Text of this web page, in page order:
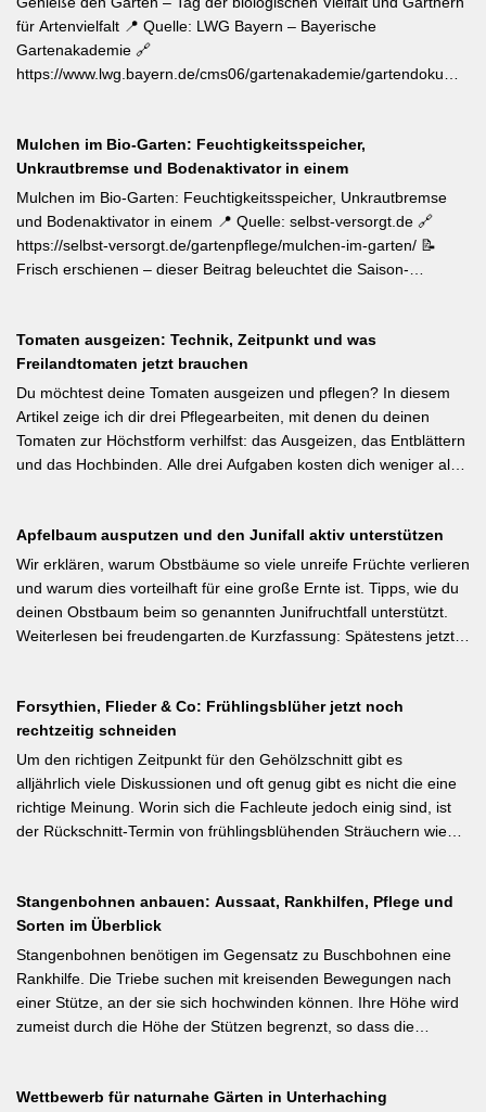
verursachen. Gegenmaßnahmen: Leimringe ab Herbst, gezielter
Meisen-Förderung und – falls nötig – biologische
Pflanzenschutzmittel. [Thema-Tag: #Schädlingsbekämpfung
für Artenvielfalt 📍 Quelle: LWG Bayern – Bayerische
Gartenakademie 🔗
https://www.lwg.bayern.de/cms06/gartenakademie/
Gartenbewirtschaftung – unabhängig von der Gartengröße –
einen messbaren Beitrag zur regionalen Artenvielfalt leistet.
Nützlingsförderung, strukturreiche Beete und der Verzicht auf
Pestizide sind die entscheidenden Stellschrauben. Ein
motivierender Impuls für jeden GBV-Garten. [Thema-Tag:
#Biodiversität #Gartengestaltung #Naturnahergarten]
Mulchen im Bio-Garten: Feuchtigkeitsspeicher,
Unkrautbremse und Bodenaktivator in einem
Mulchen im Bio-Garten: Feuchtigkeitsspeicher, Unkrautbremse
und Bodenaktivator in einem 📍 Quelle: selbst-versorgt.de 🔗
https://selbst-versorgt.de/gartenpflege/mulchen-im-garten/ 📝
Frisch erschienen – dieser Beitrag beleuchtet die Saison-
Austrocknung. Die ideale Schichtdicke liegt bei 5–10 cm, immer
mit Abstand zum Pflanzenstamm, um Fäulnis zu vermeiden.
Besonders wertvoll: Häufige Fehler wie zu dicke Schichten oder
die Verwendung von frischem Rasenschnitt als alleiniges Material
werden klar benannt. [Thema-Tag: #Bodenpflege #Mulchen
#BiologischerGartenbau]
Tomaten ausgeizen: Technik, Zeitpunkt und was
Freilandtomaten jetzt brauchen
Du möchtest deine Tomaten ausgeizen und pflegen? In diesem
Artikel zeige ich dir drei Pflegearbeiten, mit denen du deinen
Tomaten zur Höchstform verhilfst: das Ausgeizen, das Entblättern
und das Hochbinden. Alle drei Aufgaben kosten dich weniger als
Tomatenkrankheit Braunfäule vorbeugst. Weiterlesen bei
Wurzelwerk – Gartenwissen von Profis Kurzfassung: Ein bildreich
illustrierter Praxis-Leitfaden: Das Ausgeizen beginnt direkt nach
dem Auspflanzen und sollte wöchentlich wiederholt werden.
Geiztriebe morgens entfernen, damit Wunden rasch abtrocknen.
interessant: Der Artikel diskutiert, wann bei Freilandtomaten das
Ausgeizen kontraproduktiv ist – etwa bei buschigen Sorten, die
von Seitentrieben profitieren.
Apfelbaum ausputzen und den Junifall aktiv unterstützen
Wir erklären, warum Obstbäume so viele unreife Früchte verlieren
und warum dies vorteilhaft für eine große Ernte ist. Tipps, wie du
deinen Obstbaum beim so genannten Junifruchtfall unterstützt.
Weiterlesen bei freudengarten.de Kurzfassung: Spätestens jetzt –
% der Blüten werden zu Früchten, ein rechtzeitiges Eingreifen vor
dem Junifall beugt der Alternanz (Abwechslung von
Ertragsjahren) vor. Für Äpfel und Birnen gilt: max. zwei kräftige
Früchte pro Fruchtbüschel, Abstand mindestens eine Handbreit.
Früchte in Schattenzonen vollständig entfernen.
Forsythien, Flieder & Co: Frühlingsblüher jetzt noch
rechtzeitig schneiden
Um den richtigen Zeitpunkt für den Gehölzschnitt gibt es
alljährlich viele Diskussionen und oft genug gibt es nicht die eine
richtige Meinung. Worin sich die Fachleute jedoch einig sind, ist
der Rückschnitt-Termin von frühlingsblühenden Sträuchern wie
Flieder und Zierkirsche bilden ihre Blütenknospen für das nächste
Jahr im Sommer. Der Schnitt direkt nach der Blüte (bei Flieder:
sofort nach dem Verblühen!) ist die letzte Chance – wer jetzt noch
nicht geschnitten hat, sollte spätestens in den nächsten zwei
Wochen ran. Das Grundprinzip: Überflüssige alte Triebe
bodennah entfernen, damit das neue Holz ausreifen kann.
Stangenbohnen anbauen: Aussaat, Rankhilfen, Pflege und
Sorten im Überblick
Stangenbohnen benötigen im Gegensatz zu Buschbohnen eine
Rankhilfe. Die Triebe suchen mit kreisenden Bewegungen nach
einer Stütze, an der sie sich hochwinden können. Ihre Höhe wird
zumeist durch die Höhe der Stützen begrenzt, so dass die
Weiterlesen bei meine-ernte.de Kurzfassung: Bis Mitte Juni ist die
Wettbewerb für naturnahe Gärten in Unterhaching